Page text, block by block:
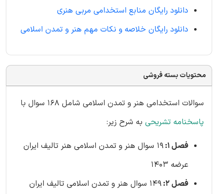
دانلود رایگان منابع استخدامی مربی هنری
دانلود رایگان خلاصه و نکات مهم هنر و تمدن اسلامی
محتویات بسته فروشی
سوالات استخدامی هنر و تمدن اسلامی شامل 168 سوال با
پاسخنامه تشریحی به شرح زیر:
فصل 1:
19 سوال هنر و تمدن اسلامی هنر تالیف ایران
عرضه 1403
فصل 2:
149 سوال هنر و تمدن اسلامی تالیف ایران